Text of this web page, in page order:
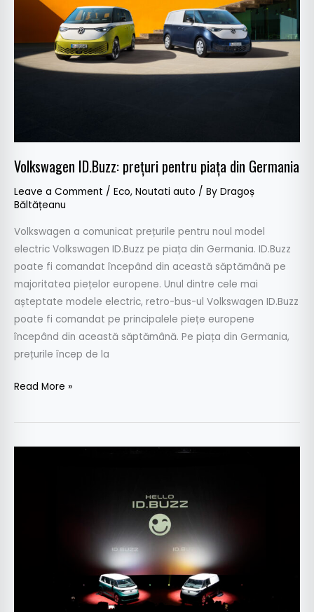
Volkswagen ID.Buzz: prețuri pentru piața din Germania
Leave a Comment / Eco, Noutati auto / By Dragoș
Băltățeanu
Volkswagen a comunicat prețurile pentru noul model
electric Volkswagen ID.Buzz pe piața din Germania. ID.Buzz
poate fi comandat începând din această săptămână pe
majoritatea piețelor europene. Unul dintre cele mai
așteptate modele electric, retro-bus-ul Volkswagen ID.Buzz
poate fi comandat pe principalele piețe europene
începând din această săptămână. Pe piața din Germania,
prețurile încep de la
Germania
Read More »